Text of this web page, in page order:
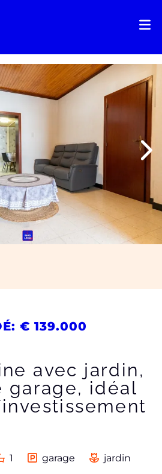
€ 139.000
avec jardin,
garage, idéal
1 garage jardin